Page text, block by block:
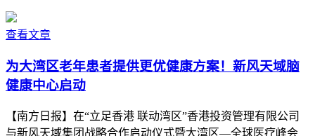
查看文章
为大湾区老年患者提供更优健康方案！新风天域脑
健康中心启动
【南方日报】在“立足香港 联动湾区”香港投资管理有限公司
与新风天域集团战略合作启动仪式暨大湾区—全球医疗峰会